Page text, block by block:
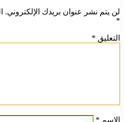
لن يتم نشر عنوان بريدك الإلكتروني.
*
التعليق *
الاسم *